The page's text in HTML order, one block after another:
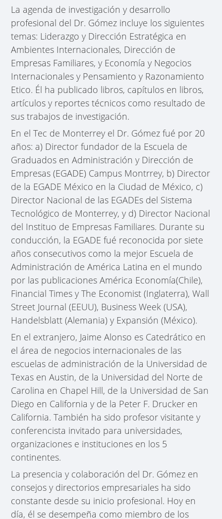
La agenda de investigación y desarrollo
profesional del Dr. Gómez incluye los siguientes
temas: Liderazgo y Dirección Estratégica en
Ambientes Internacionales, Dirección de
Empresas Familiares, y Economía y Negocios
Internacionales y Pensamiento y Razonamiento
Etico. Él ha publicado libros, capítulos en libros,
artículos y reportes técnicos como resultado de
sus trabajos de investigación.
En el Tec de Monterrey el Dr. Gómez fué por 20
años: a) Director fundador de la Escuela de
Graduados en Administración y Dirección de
Empresas (EGADE) Campus Montrrey, b) Director
de la EGADE México en la Ciudad de México, c)
Director Nacional de las EGADEs del Sistema
Tecnológico de Monterrey, y d) Director Nacional
del Instituo de Empresas Familiares. Durante su
conducción, la EGADE fué reconocida por siete
años consecutivos como la mejor Escuela de
Administración de América Latina en el mundo
por las publicaciones América Economía(Chile),
Financial Times y The Economist (Inglaterra), Wall
Street Journal (EEUU), Business Week (USA),
Handelsblatt (Alemania) y Expansión (México).
En el extranjero, Jaime Alonso es Catedrático en
el área de negocios internacionales de las
escuelas de administración de la Universidad de
Texas en Austin, de la Universidad del Norte de
Carolina en Chapel Hill, de la Universidad de San
Diego en California y de la Peter F. Drucker en
California. También ha sido profesor visitante y
conferencista invitado para universidades,
organizaciones e instituciones en los 5
continentes.
La presencia y colaboración del Dr. Gómez en
consejos y directorios empresariales ha sido
constante desde su inicio profesional. Hoy en
día, él se desempeña como miembro de los